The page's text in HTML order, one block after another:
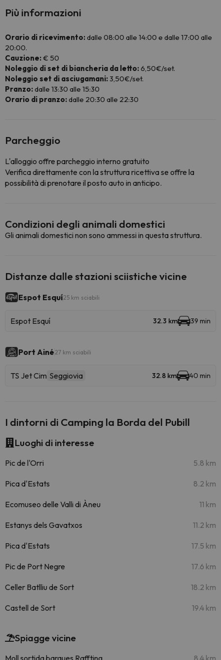
Più informazioni
Orario di ricevimento:dalle 08:00 alle 14:00 e dalle 17:00 alle
20:00.
Cauzione:€ 50
Noleggio di set di biancheria da letto:6,50€/set.
Noleggio set di asciugamani:3,50€/set.
Pranzo:dalle 13:30 alle 15:30
Orario di pranzo:dalle 20:30 alle 22:30
Parcheggio
L'alloggio offre parcheggio interno gratuito
Verifica direttamente con la struttura ricettiva se offre la
possibilità di prenotare il posto auto in anticipo.
Condizioni degli animali domestici
Gli animali domestici non sono ammessi in questa struttura.
Distanze dalle stazioni sciistiche vicine
Espot Esquí25 km sciabili
Espot Esquí 32.3 km 39 min
Port Ainé 27 km sciabili
TS Jet Cim Seggiovia 32.8 km 40 min
I dintorni di Camping la Borda del Pubill
Luoghi di interesse
Pic de l'Orri 5.8 km
Pica d'Estats 8.2 km
Ecomuseo delle Valli di Àneu 11 km
Estanys dels Gavatxos 11.2 km
Pica d'Estats 17.5 km
Pic de Port Negre 17.6 km
Celler Batlliu de Sort 18.2 km
Castell de Sort 19.4 km
Spiagge vicine
Moll sortida barques Raffting 8.4 km